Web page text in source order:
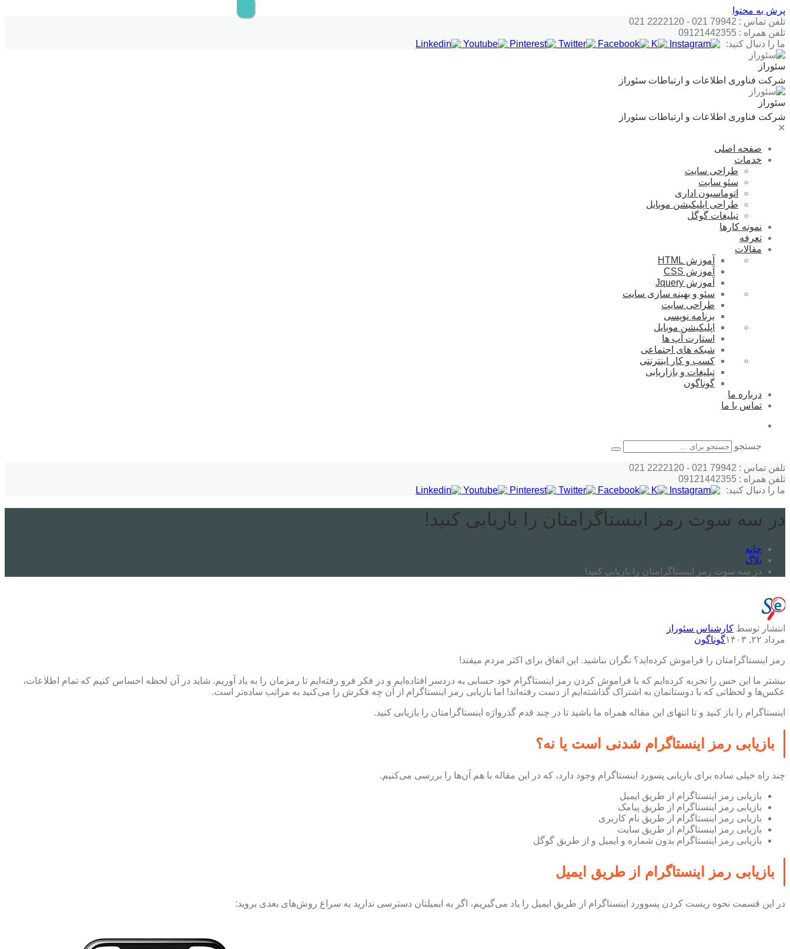
پرش به محتوا
تلفن تماس : 79942 021 - 2222120 021
تلفن همراه : 09121442355
ما را دنبال کنید:
سئوراز
شرکت فناوری اطلاعات و ارتباطات سئوراز
سئوراز
شرکت فناوری اطلاعات و ارتباطات سئوراز
✕
صفحه اصلی
خدمات
طراحی سایت
سئو سایت
اتوماسیون اداری
طراحی اپلیکیشن موبایل
تبلیغات گوگل
نمونه کارها
تعرفه
مقالات
آموزش HTML
آموزش CSS
آموزش Jquery
سئو و بهینه سازی سایت
طراحی سایت
برنامه نویسی
اپلیکیشن موبایل
استارت آپ ها
شبکه های اجتماعی
کسب و کار اینترنتی
تبلیغات و بازاریابی
گوناگون
درباره ما
تماس با ما
جستجو
تلفن تماس : 79942 021 - 2222120 021
تلفن همراه : 09121442355
ما را دنبال کنید:
در سه سوت رمز اینستاگرامتان را بازیابی کنید!
خانه
بلاگ
در سه سوت رمز اینستاگرامتان را بازیابی کنید!
انتشار توسط کارشناس سئوراز
مرداد ۲۲, ۱۴۰۳
گوناگون
رمز اینستاگرامتان را فراموش کرده‌اید؟ نگران نباشید. این اتفاق برای اکثر مردم میفتد!
بیشتر ما این حس را تجربه کرده‌ایم که با فراموش کردن رمز اینستاگرام خود حسابی به دردسر افتاده‌ایم و در فکر فرو رفته‌ایم تا رمزمان را به یاد آوریم. شاید در آن لحظه احساس کنیم که تمام اطلاعات،
عکس‌ها و لحظاتی که با دوستانمان به اشتراک گذاشته‌ایم از دست رفته‌اند! اما بازیابی رمز اینستاگرام از آن چه فکرش را می‌کنید به مراتب ساده‌تر است.
اینستاگرام را باز کنید و تا انتهای این مقاله همراه ما باشید تا در چند قدم گذرواژه اینستاگرامتان را بازیابی کنید.
بازیابی رمز اینستاگرام شدنی است یا نه؟
چند راه خیلی ساده برای بازیابی پسورد اینستاگرام وجود دارد، که در این مقاله با هم آن‌ها را بررسی می‌کنیم.
بازیابی رمز اینستاگرام از طریق ایمیل
بازیابی رمز اینستاگرام از طریق پیامک
بازیابی رمز اینستاگرام از طریق نام کاربری
بازیابی رمز اینستاگرام از طریق سایت
بازیابی رمز اینستاگرام بدون شماره و ایمیل و از طریق گوگل
بازیابی رمز اینستاگرام از طریق ایمیل
در این قسمت نحوه ریست کردن پسوورد اینستاگرام از طریق ایمیل را یاد می‌گیریم، اگر به ایمیلتان دسترسی ندارید به سراغ روش‌های بعدی بروید: